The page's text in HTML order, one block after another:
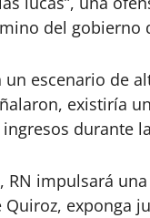
del gobierno
escenario de
existiría
durante
impulsará
exponga